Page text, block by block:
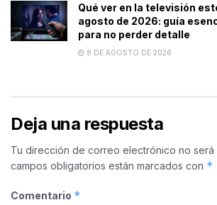
Qué ver en la televisión
agosto de 2026: guía
para no perder detalle
8 DE AGOSTO DE 2026
Deja una respuesta
Tu dirección de correo electrónico no será
campos obligatorios están marcados con *
Comentario *